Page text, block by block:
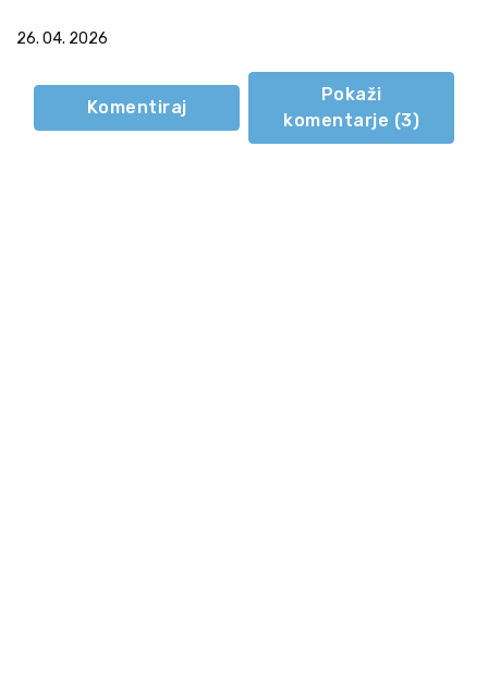
26. 04. 2026
Komentiraj
Pokaži
komentarje (3)